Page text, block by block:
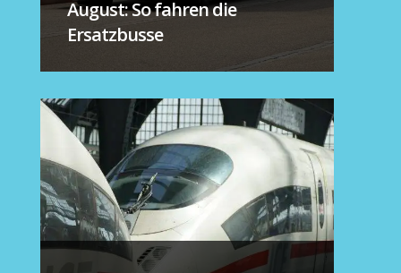
August: So fahren die
Ersatzbusse